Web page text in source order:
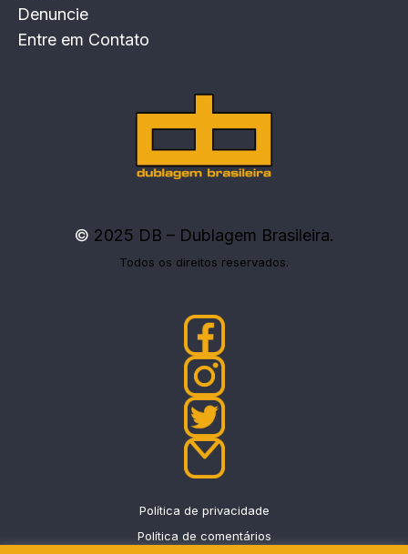
Denuncie
Entre em Contato
© 2025 DB – Dublagem Brasileira.
Todos os direitos reservados.
Política de privacidade
Política de comentários